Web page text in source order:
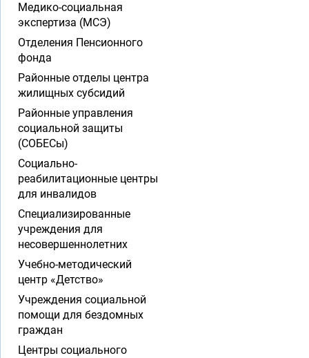
Медико-социальная
экспертиза (МСЭ)
Отделения Пенсионного
фонда
Районные отделы центра
жилищных субсидий
Районные управления
социальной защиты
(СОБЕСы)
Социально-
реабилитационные центры
для инвалидов
Специализированные
учреждения для
несовершеннолетних
Учебно-методический
центр «Детство»
Учреждения социальной
помощи для бездомных
граждан
Центры социального